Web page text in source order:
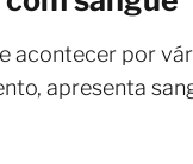
acontecer por
apresenta